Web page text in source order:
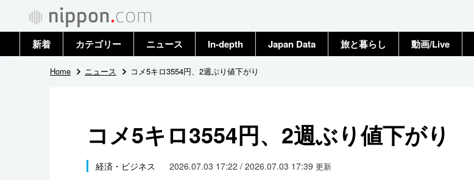
新着 カテゴリー
政治・外交
国際
ニュース
トップ
In-depth Japan Data 旅と暮らし 動画/Live
Home ニュース コメ5キロ3554円、2週ぶり値下がり
コメ5キロ3554円、2週ぶり値下がり
経済・ビジネス 2026.07.03 17:22 / 2026.07.03 17:39 更新